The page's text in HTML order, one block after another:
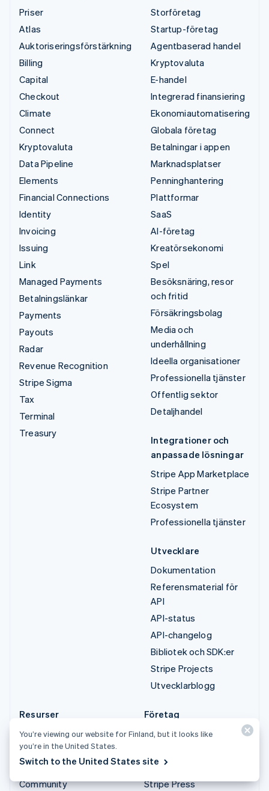
Priser
Atlas
Auktoriseringsförstärkning
Billing
Capital
Checkout
Climate
Connect
Kryptovaluta
Data Pipeline
Elements
Financial Connections
Identity
Invoicing
Issuing
Link
Managed Payments
Betalningslänkar
Payments
Payouts
Radar
Revenue Recognition
Stripe Sigma
Tax
Terminal
Treasury
Storföretag
Startup-företag
Agentbaserad handel
Kryptovaluta
E-handel
Integrerad finansiering
Ekonomiautomatisering
Globala företag
Betalningar i appen
Marknadsplatser
Penninghantering
Plattformar
SaaS
AI-företag
Kreatörsekonomi
Spel
Besöksnäring, resor
och fritid
Försäkringsbolag
Media och
underhållning
Ideella organisationer
Professionella tjänster
Offentlig sektor
Detaljhandel
Integrationer och
anpassade lösningar
Stripe App Marketplace
Stripe Partner
Ecosystem
Professionella tjänster
Utvecklare
Dokumentation
Referensmaterial för
API
API-status
API-changelog
Bibliotek och SDK:er
Stripe Projects
Utvecklarblogg
Resurser
Guider
Kundberättelser
Blogg
Community
Företag
Produktplan
Nyhetsrum
Stripe Press
You’re viewing our website for Finland, but it looks like
you’re in the United States.
Switch to the United States site